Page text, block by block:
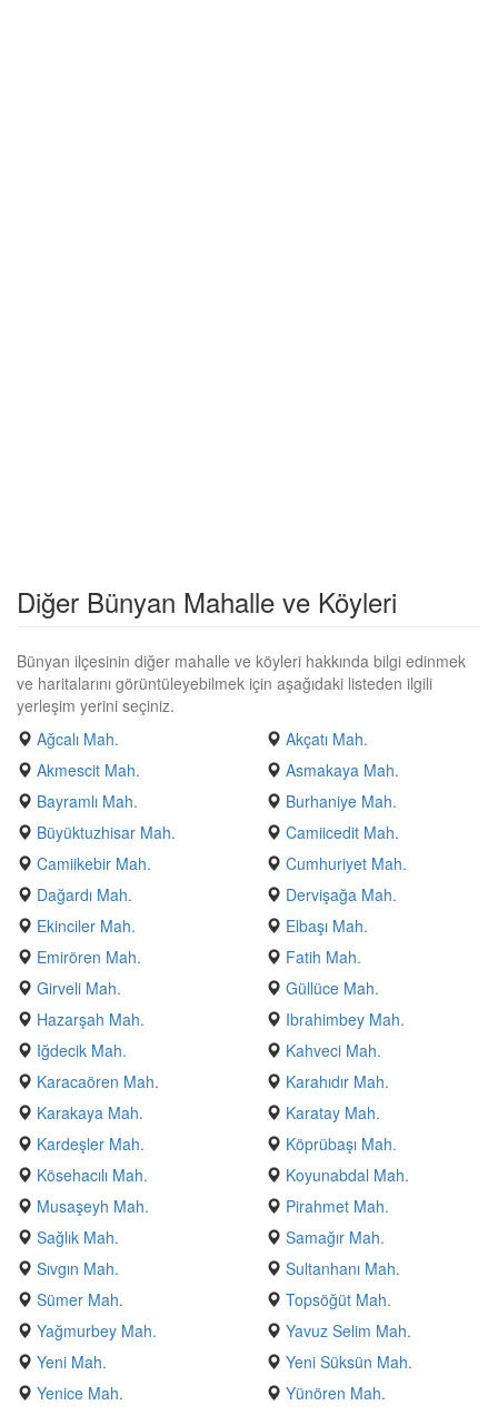
Diğer Bünyan Mahalle ve Köyleri
Bünyan ilçesinin diğer mahalle ve köyleri hakkında bilgi edinmek
ve haritalarını görüntüleyebilmek için aşağıdaki listeden ilgili
yerleşim yerini seçiniz.
Ağcalı Mah.
Akçatı Mah.
Akmescit Mah.
Asmakaya Mah.
Bayramlı Mah.
Burhaniye Mah.
Büyüktuzhisar Mah.
Camiicedit Mah.
Camiikebir Mah.
Cumhuriyet Mah.
Dağardı Mah.
Dervişağa Mah.
Ekinciler Mah.
Elbaşı Mah.
Emirören Mah.
Fatih Mah.
Girveli Mah.
Güllüce Mah.
Hazarşah Mah.
Ibrahimbey Mah.
Iğdecik Mah.
Kahveci Mah.
Karacaören Mah.
Karahıdır Mah.
Karakaya Mah.
Karatay Mah.
Kardeşler Mah.
Köprübaşı Mah.
Kösehacılı Mah.
Koyunabdal Mah.
Musaşeyh Mah.
Pirahmet Mah.
Sağlık Mah.
Samağır Mah.
Sıvgın Mah.
Sultanhanı Mah.
Sümer Mah.
Topsöğüt Mah.
Yağmurbey Mah.
Yavuz Selim Mah.
Yeni Mah.
Yeni Süksün Mah.
Yenice Mah.
Yünören Mah.